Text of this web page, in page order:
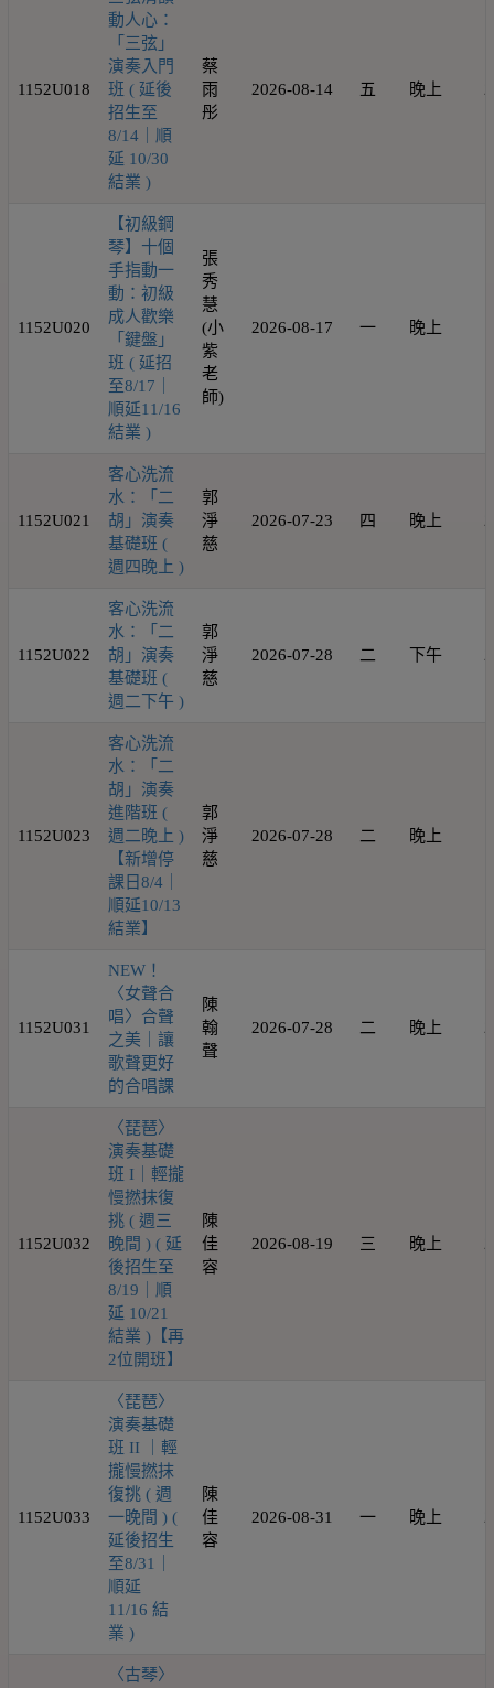
1152U018
動人心：
「三弦」
演奏入門
班 ( 延後
招生至
8/14｜順
延 10/30
結業 )
蔡
雨
彤
2026-08-14 五 晚上
1152U020
【初級鋼
琴】十個
手指動一
動：初級
成人歡樂
「鍵盤」
班 ( 延招
至8/17｜
順延11/16
結業 )
張
秀
慧
(小
紫
老
師)
2026-08-17 一 晚上
1152U021
客心洗流
水：「二
胡」演奏
基礎班 (
週四晚上 )
郭
淨
慈
2026-07-23 四 晚上
1152U022
客心洗流
水：「二
胡」演奏
基礎班 (
週二下午 )
郭
淨
慈
2026-07-28 二 下午
1152U023
客心洗流
水：「二
胡」演奏
進階班 (
週二晚上 )
【新增停
課日8/4｜
順延10/13
結業】
郭
淨
慈
2026-07-28 二 晚上
1152U031
NEW！
〈女聲合
唱〉合聲
之美｜讓
歌聲更好
的合唱課
陳
翰
聲
2026-07-28 二 晚上
1152U032
〈琵琶〉
演奏基礎
班 I｜輕攏
慢撚抹復
挑 ( 週三
晚間 ) ( 延
後招生至
8/19｜順
延 10/21
結業 )【再
2位開班】
陳
佳
容
2026-08-19 三 晚上
1152U033
〈琵琶〉
演奏基礎
班 II ｜輕
攏慢撚抹
復挑 ( 週
一晚間 ) (
延後招生
至8/31｜
順延
11/16 結
業 )
陳
佳
容
2026-08-31 一 晚上
〈古琴〉